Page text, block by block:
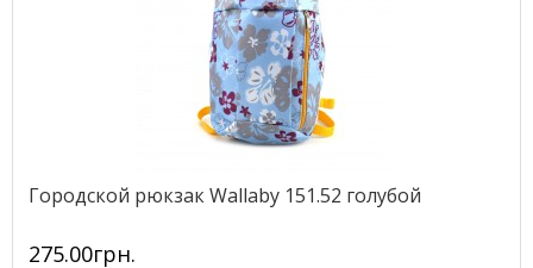
Городской рюкзак Wallaby 151.52 голубой
275.00грн.